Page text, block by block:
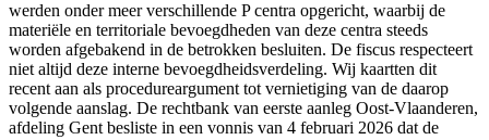
werden onder meer verschillende P centra opgericht, waarbij de
materiële en territoriale bevoegdheden van deze centra steeds
worden afgebakend in de betrokken besluiten. De fiscus respecteert
niet altijd deze interne bevoegdheidsverdeling. Wij kaartten dit
recent aan als procedureargument tot vernietiging van de daarop
volgende aanslag. De rechtbank van eerste aanleg Oost-Vlaanderen,
afdeling Gent besliste in een vonnis van 4 februari 2026 dat de